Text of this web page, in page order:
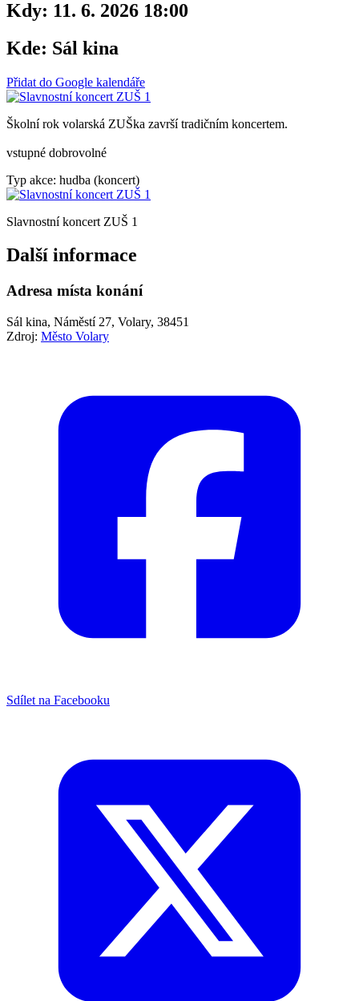
Kdy: 11. 6. 2026 18:00
Kde: Sál kina
Přidat do Google kalendáře
Školní rok volarská ZUŠka završí tradičním koncertem.
vstupné dobrovolné
Typ akce: hudba (koncert)
Slavnostní koncert ZUŠ 1
Další informace
Adresa místa konání
Sál kina, Náměstí 27, Volary, 38451
Zdroj: Město Volary
Sdílet na Facebooku